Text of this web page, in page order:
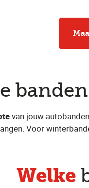
banden
van jouw
Voor
Welke